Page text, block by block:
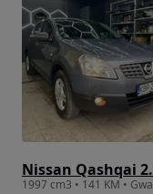
Nissan Qashqai
1997 cm3 • 141 KM •